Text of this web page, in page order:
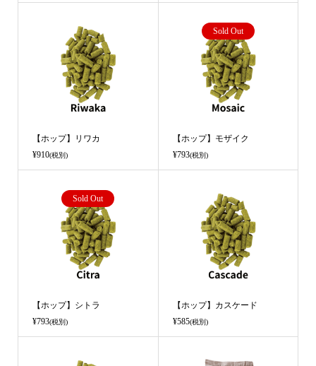
【ホップ】リワカ
¥910(税別)
Sold Out
【ホップ】モザイク
¥793(税別)
Sold Out
【ホップ】シトラ
¥793(税別)
【ホップ】カスケード
¥585(税別)